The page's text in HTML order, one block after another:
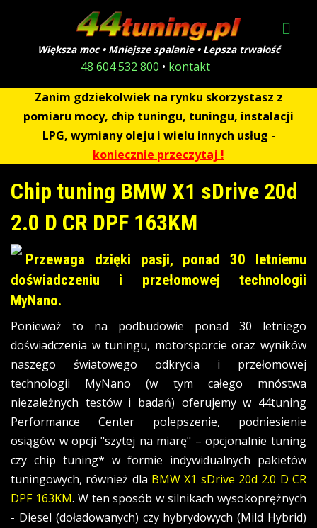
Większa moc • Mniejsze spalanie • Lepsza trwałość
48 604 532 800 • kontakt
Zanim gdziekolwiek na rynku skorzystasz z
pomiaru mocy, chip tuningu, tuningu, instalacji
LPG, wymiany oleju i wielu innych usług -
koniecznie przeczytaj !
Chip tuning BMW X1 sDrive 20d
2.0 D CR DPF 163KM
Przewaga dzięki pasji, ponad 30 letniemu
doświadczeniu i przełomowej technologii
MyNano.
Ponieważ to na podbudowie ponad 30 letniego
doświadczenia w tuningu, motorsporcie oraz wyników
naszego światowego odkrycia i przełomowej
technologii MyNano (w tym całego mnóstwa
niezależnych testów i badań) oferujemy w 44tuning
Performance Center polepszenie, podniesienie
osiągów w opcji "szytej na miarę" – opcjonalnie tuning
czy chip tuning* w formie indywidualnych pakietów
tuningowych, również dla BMW X1 sDrive 20d 2.0 D CR
DPF 163KM. W ten sposób w silnikach wysokoprężnych
- Diesel (doładowanych) czy hybrydowych (Mild Hybrid)